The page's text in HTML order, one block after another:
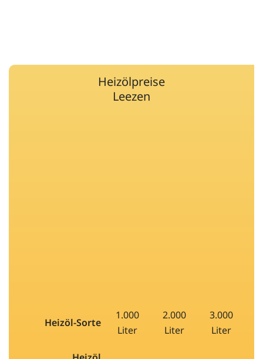
Heizölpreise
Leezen
Heizöl-Sorte
1.000
Liter
2.000
Liter
3.000
Liter